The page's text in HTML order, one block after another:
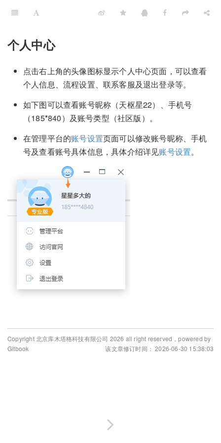
个人中心
点击右上角的头像图标显示个人中心页面，可以查看
个人信息、流程设置、联系客服及退出登录等。
如下图可以查看账号昵称（天枢星22）、手机号
（185*840）及账号类型（社区版）。
在管理平台的账号设置页面可以修改账号昵称、手机
号及查看账号具体信息，具体介绍详见账号设置。
Copyright 北京库木塔格科技有限公司 2026 all right reserved，powered by
Gitbook
该文章修订时间： 2026-06-30 15:38:03